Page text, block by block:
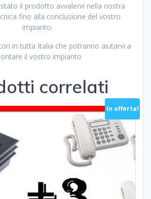
il prodotto avvalervi nella nostra
fino alla conclusione del vostro
impianto.
in tutta Italia che potranno aiutarvi a
il vostro impianto
correlati
In offerta!